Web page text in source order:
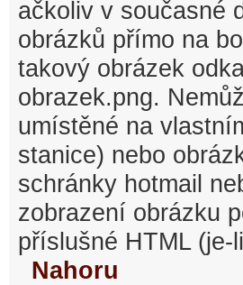
ačkoliv v současné
obrázků přímo na
takový obrázek
obrazek.png.
umístěné na
stanice) nebo
schránky hotmail
zobrazení obrázku
příslušné HTML (je-
Nahoru